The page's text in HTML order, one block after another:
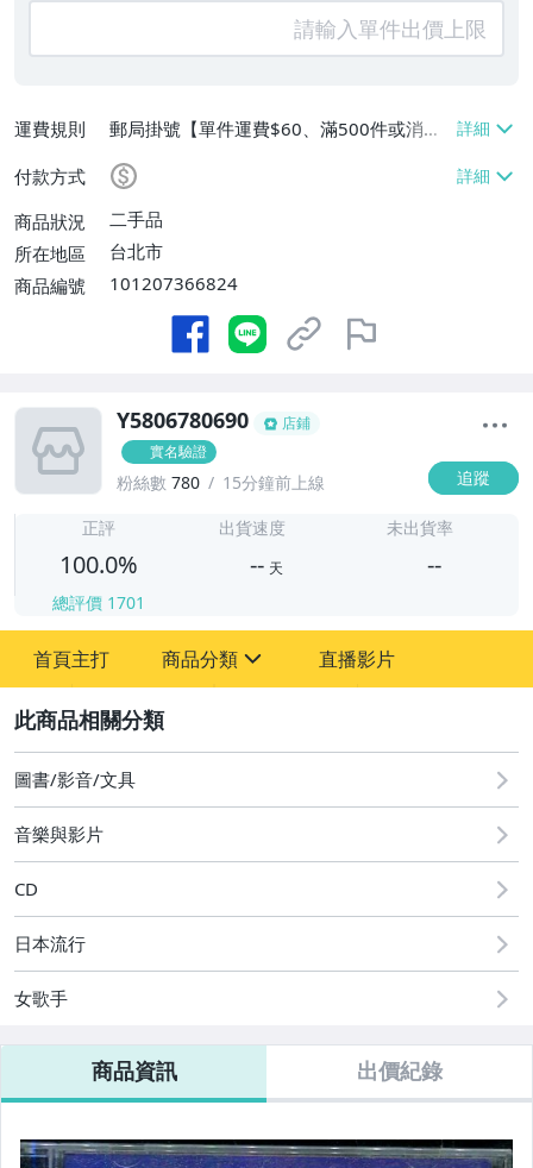
運費規則
郵局掛號【單件運費$60、滿500件或消費
滿$20000免運費】
付款方式
商品狀況
二手品
所在地區
台北市
商品編號
101207366824
Y5806780690
店鋪
實名驗證
粉絲數 780 15分鐘前上線 追蹤
正評
100.0%
總評價 1701
出貨速度
-- 天
未出貨率
--
首頁主打 商品分類
其它
直播影片
圖書/影音/文具
音樂與影片
CD
日本流行
女歌手
商品資訊 出價紀錄